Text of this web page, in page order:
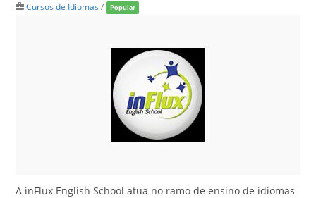
Cursos de Idiomas / Popular
A inFlux English School atua no ramo de ensino de idiomas